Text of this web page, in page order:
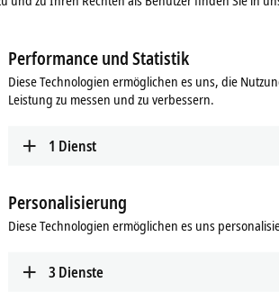
Performance und Statistik
Diese Technologien ermöglichen es uns, die
Leistung zu messen und zu verbessern.
1 Dienst
Personalisierung
Diese Technologien ermöglichen es uns
3 Dienste